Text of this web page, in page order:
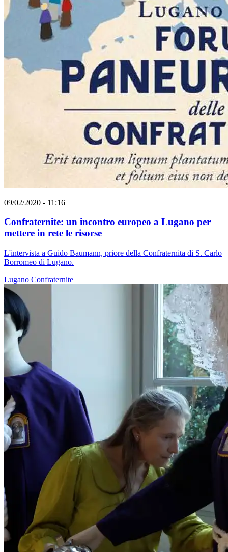
09/02/2020 - 11:16
Confraternite: un incontro europeo a Lugano per
mettere in rete le risorse
L'intervista a Guido Baumann, priore della Confraternita di S. Carlo
Borromeo di Lugano.
Lugano Confraternite